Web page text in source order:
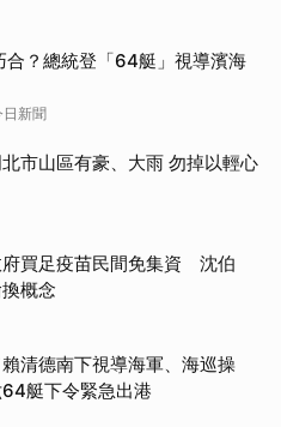
合？總統登「64艇」視導濱海
日新聞
市山區有豪、大雨 勿掉以輕心
府買足疫苗民間免集資 沈伯
概念
清德南下視導海軍、海巡操
艇下令緊急出港